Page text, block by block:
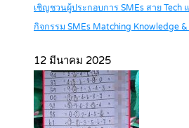
เชิญชวนผู้ประกอบการ SMEs สาย Tech
กิจกรรม SMEs Matching Knowledge &
12 มีนาคม 2025